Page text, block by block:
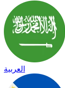
العربية